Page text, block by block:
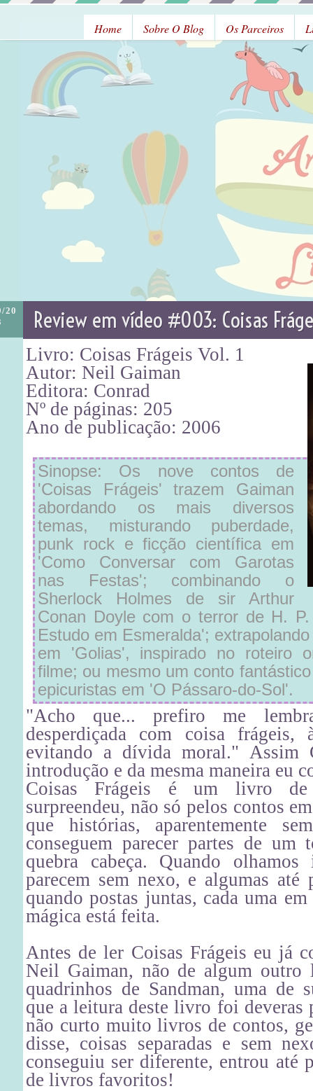
Home Sobre O Blog Os Parceiros
20
Review em vídeo #003: Coisas
Livro: Coisas Frágeis Vol. 1
Autor: Neil Gaiman
Editora: Conrad
Nº de páginas: 205
Ano de publicação: 2006
Sinopse: Os nove contos de
'Coisas Frágeis' trazem Gaiman
abordando os mais diversos
temas, misturando puberdade,
punk rock e ficção científica em
'Como Conversar com Garotas
nas Festas'; combinando o
Sherlock Holmes de sir Arthur
Conan Doyle com o terror de H.
Estudo em Esmeralda';
em 'Golias', inspirado no roteiro
filme; ou mesmo um conto
epicuristas em 'O Pássaro-do-Sol'.
"Acho que... prefiro me
desperdiçada com coisa
evitando a dívida moral." Assim
introdução e da mesma maneira eu
Coisas Frágeis é um livro
surpreendeu, não só pelos contos
que histórias, aparentemente
conseguem parecer partes de um
quebra cabeça. Quando olhamos
parecem sem nexo, e algumas até
quando postas juntas, cada uma
mágica está feita.
Antes de ler Coisas Frágeis eu já
Neil Gaiman, não de algum outro
quadrinhos de Sandman, uma de
que a leitura deste livro foi deveras
não curto muito livros de contos,
disse, coisas separadas e sem
conseguiu ser diferente, entrou até
de livros favoritos!